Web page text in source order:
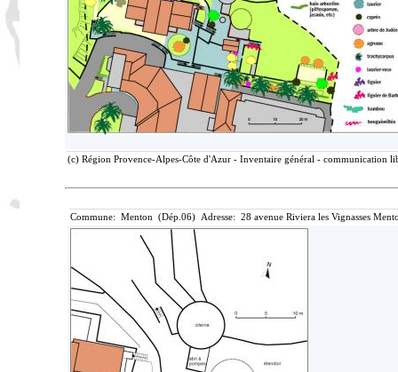
(c) Région Provence-Alpes-Côte d'Azur - Inventaire général - communication
Commune: Menton (Dép.06) Adresse: 28 avenue Riviera les Vignasses